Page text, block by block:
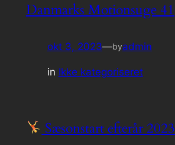
Danmarks Motionsuge 41
okt 3, 2023—byadmin
in Ikke kategoriseret
Sæsonstart efterår 2023